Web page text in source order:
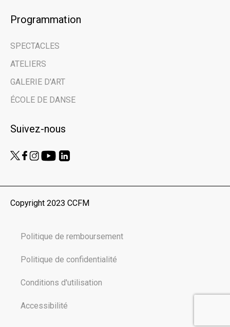
Programmation
SPECTACLES
ATELIERS
GALERIE D'ART
ÉCOLE DE DANSE
Suivez-nous
Copyright 2023 CCFM
Politique de remboursement
Politique de confidentialité
Conditions d'utilisation
Accessibilité
Email address
Nom de famille | Last Name
Nom de votre organisme | Name of your
organization
Vous êtes ici en tant que… | You are here
as...
Médias | Press